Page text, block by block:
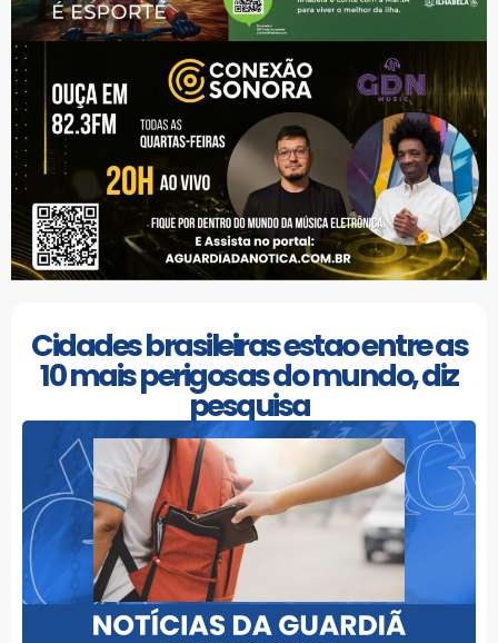
Cidades brasileiras estao entre as
10 mais perigosas do mundo, diz
pesquisa